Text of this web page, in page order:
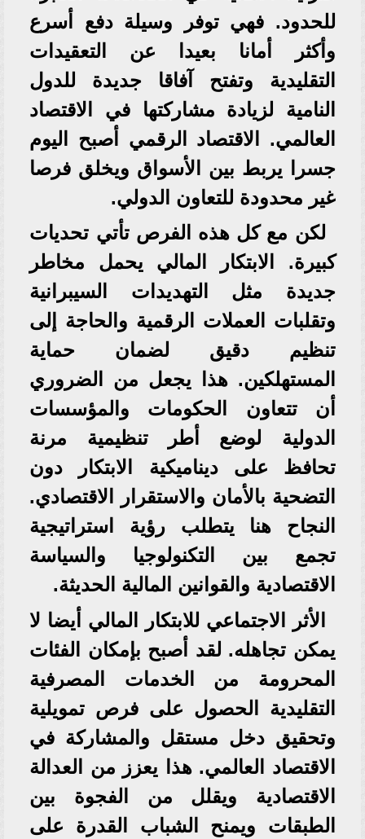
للحدود. فهي توفر وسيلة دفع أسرع
وأكثر أمانا بعيدا عن التعقيدات
التقليدية وتفتح آفاقا جديدة للدول
النامية لزيادة مشاركتها في الاقتصاد
العالمي. الاقتصاد الرقمي أصبح اليوم
جسرا يربط بين الأسواق ويخلق فرصا
غير محدودة للتعاون الدولي.
لكن مع كل هذه الفرص تأتي تحديات
كبيرة. الابتكار المالي يحمل مخاطر
جديدة مثل التهديدات السيبرانية
وتقلبات العملات الرقمية والحاجة إلى
تنظيم دقيق لضمان حماية
المستهلكين. هذا يجعل من الضروري
أن تتعاون الحكومات والمؤسسات
الدولية لوضع أطر تنظيمية مرنة
تحافظ على ديناميكية الابتكار دون
التضحية بالأمان والاستقرار الاقتصادي.
النجاح هنا يتطلب رؤية استراتيجية
تجمع بين التكنولوجيا والسياسة
الاقتصادية والقوانين المالية الحديثة.
الأثر الاجتماعي للابتكار المالي أيضا لا
يمكن تجاهله. لقد أصبح بإمكان الفئات
المحرومة من الخدمات المصرفية
التقليدية الحصول على فرص تمويلية
وتحقيق دخل مستقل والمشاركة في
الاقتصاد العالمي. هذا يعزز من العدالة
الاقتصادية ويقلل من الفجوة بين
الطبقات ويمنح الشباب القدرة على